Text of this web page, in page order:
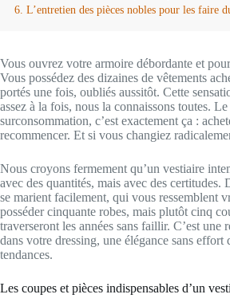
L’entretien des pièces nobles pour les faire
Vous ouvrez votre armoire débordante et
Vous possédez des dizaines de vêtements
portés une fois, oubliés aussitôt. Cette
assez à la fois, nous la connaissons toutes.
surconsommation, c’est exactement ça :
recommencer. Et si vous changiez
Nous croyons fermement qu’un vestiaire
avec des quantités, mais avec des certitudes.
se marient facilement, qui vous ressemblent
posséder cinquante robes, mais plutôt cinq
traverseront les années sans faillir. C’est une
dans votre dressing, une élégance sans
tendances.
Les coupes et pièces indispensables d’un